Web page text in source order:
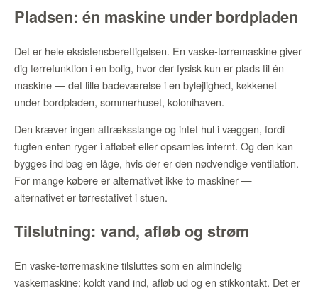
Pladsen: én maskine under bordpladen
Det er hele eksistensberettigelsen. En vaske-tørremaskine giver
dig tørrefunktion i en bolig, hvor der fysisk kun er plads til én
maskine — det lille badeværelse i en bylejlighed, køkkenet
under bordpladen, sommerhuset, kolonihaven.
Den kræver ingen aftræksslange og intet hul i væggen, fordi
fugten enten ryger i afløbet eller opsamles internt. Og den kan
bygges ind bag en låge, hvis der er den nødvendige ventilation.
For mange købere er alternativet ikke to maskiner —
alternativet er tørrestativet i stuen.
Tilslutning: vand, afløb og strøm
En vaske-tørremaskine tilsluttes som en almindelig
vaskemaskine: koldt vand ind, afløb ud og en stikkontakt. Det er